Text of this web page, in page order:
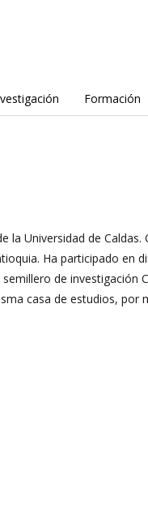
Formación
la Universidad de
Ha participado en
de investigación
casa de estudios, por